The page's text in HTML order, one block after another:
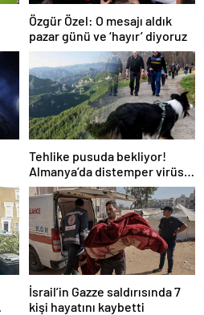
Özgür Özel: O mesajı aldık
pazar günü ve ‘hayır’ diyoruz
Tehlike pusuda bekliyor!
Almanya’da distemper virüsü
yayılıyor: Çoğu
kurtarılamayacak!
İsrail’in Gazze saldırısında 7
kişi hayatını kaybetti